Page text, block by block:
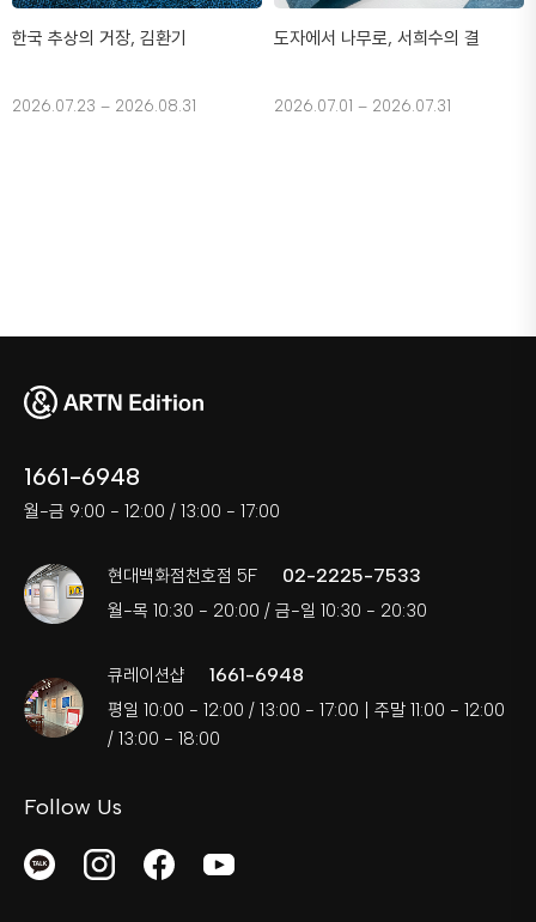
한국 추상의 거장, 김환기
2026.07.23 – 2026.08.31
도자에서 나무로, 서희수의 결
2026.07.01 – 2026.07.31
1661-6948
월-금 9:00 - 12:00 / 13:00 - 17:00
현대백화점천호점 5F 02-2225-7533
월-목 10:30 - 20:00 / 금-일 10:30 - 20:30
큐레이션샵 1661-6948
평일 10:00 - 12:00 / 13:00 - 17:00 | 주말 11:00 - 12:00
/ 13:00 - 18:00
Follow Us